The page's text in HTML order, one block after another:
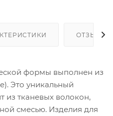
ОТЗЫВЫ
формы выполнен из
Это уникальный
из тканевых волокон,
смесью. Изделия для